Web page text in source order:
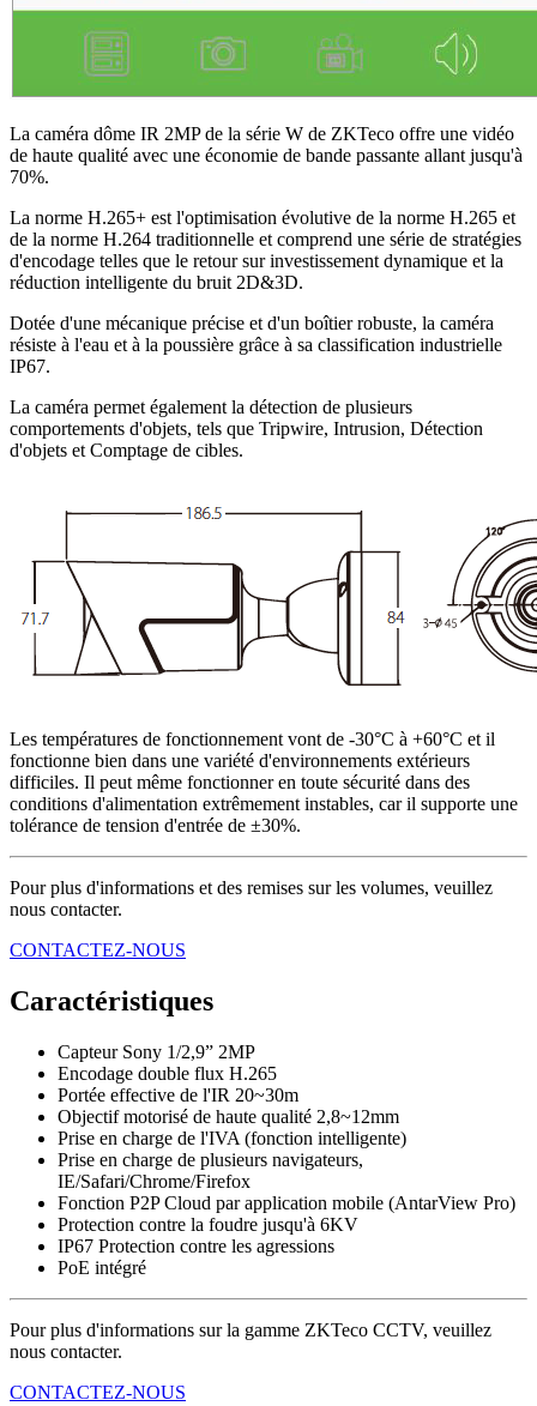
La caméra dôme IR 2MP de la série W de ZKTeco offre une vidéo
de haute qualité avec une économie de bande passante allant jusqu'à
70%.
La norme H.265+ est l'optimisation évolutive de la norme H.265 et
de la norme H.264 traditionnelle et comprend une série de stratégies
d'encodage telles que le retour sur investissement dynamique et la
réduction intelligente du bruit 2D&3D.
Dotée d'une mécanique précise et d'un boîtier robuste, la caméra
résiste à l'eau et à la poussière grâce à sa classification industrielle
IP67.
La caméra permet également la détection de plusieurs
comportements d'objets, tels que Tripwire, Intrusion, Détection
d'objets et Comptage de cibles.
Les températures de fonctionnement vont de -30°C à +60°C et il
fonctionne bien dans une variété d'environnements extérieurs
difficiles. Il peut même fonctionner en toute sécurité dans des
conditions d'alimentation extrêmement instables, car il supporte une
tolérance de tension d'entrée de ±30%.
Pour plus d'informations et des remises sur les volumes, veuillez
nous contacter.
CONTACTEZ-NOUS
Caractéristiques
Capteur Sony 1/2,9” 2MP
Encodage double flux H.265
Portée effective de l'IR 20~30m
Objectif motorisé de haute qualité 2,8~12mm
Prise en charge de l'IVA (fonction intelligente)
Prise en charge de plusieurs navigateurs,
IE/Safari/Chrome/Firefox
Fonction P2P Cloud par application mobile (AntarView Pro)
Protection contre la foudre jusqu'à 6KV
IP67 Protection contre les agressions
PoE intégré
Pour plus d'informations sur la gamme ZKTeco CCTV, veuillez
nous contacter.
CONTACTEZ-NOUS